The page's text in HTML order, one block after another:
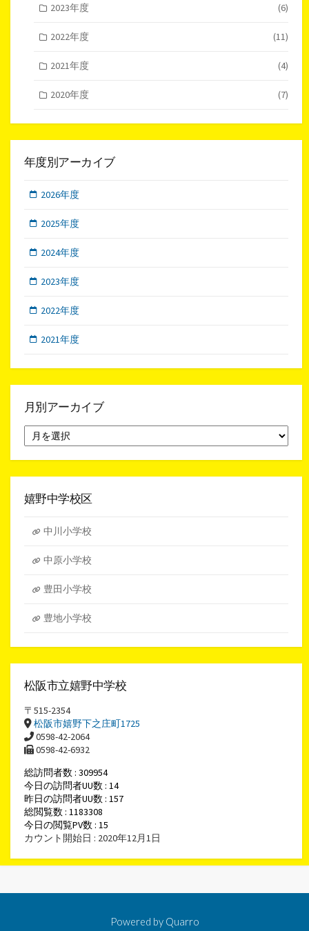
2023年度 (6)
2022年度 (11)
2021年度 (4)
2020年度 (7)
年度別アーカイブ
2026年度
2025年度
2024年度
2023年度
2022年度
2021年度
月別アーカイブ
別
ア
イ
嬉野中学校区
中川小学校
中原小学校
豊田小学校
豊地小学校
松阪市立嬉野中学校
〒515-2354
松阪市嬉野下之庄町1725
0598-42-2064
0598-42-6932
総訪問者数 : 309954
今日の訪問者UU数 : 14
昨日の訪問者UU数 : 157
総閲覧数 : 1183308
今日の閲覧PV数 : 15
カウント開始日 : 2020年12月1日
Powered by Quarro